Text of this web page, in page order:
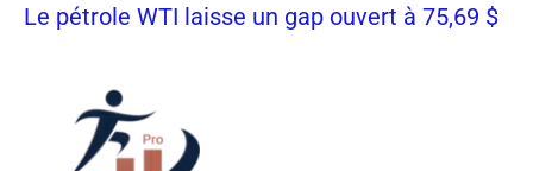
Le pétrole WTI laisse un gap ouvert à 75,69 $